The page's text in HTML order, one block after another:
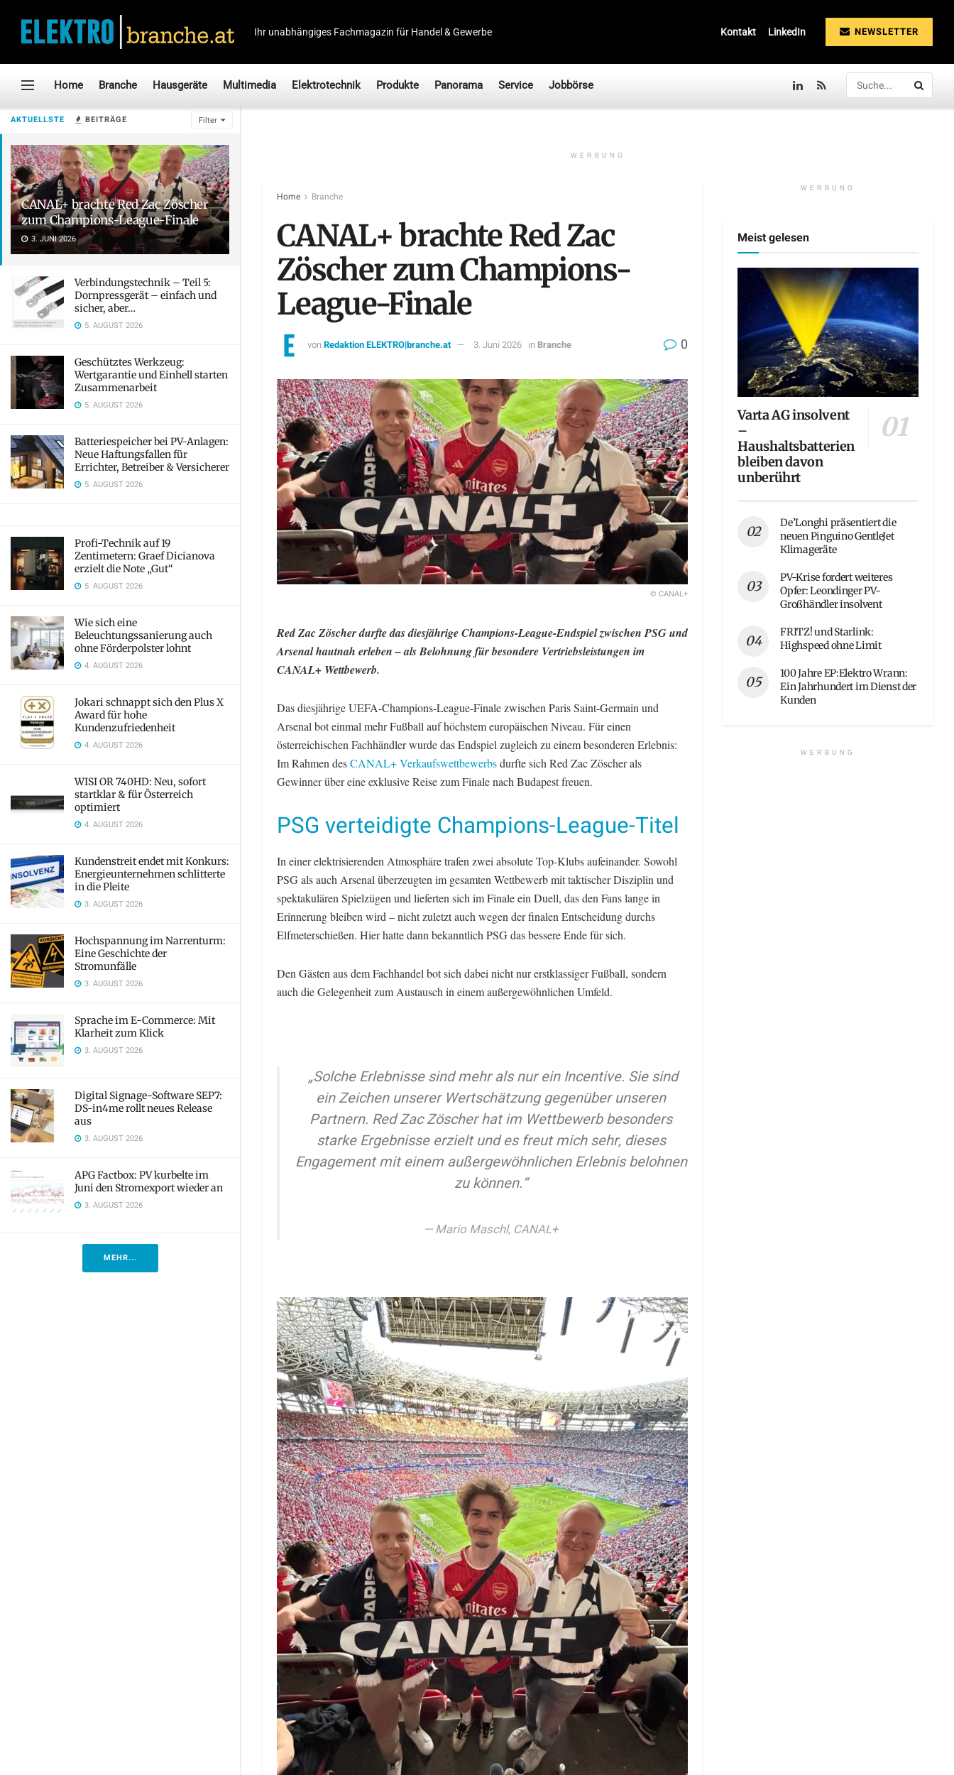
AKTUELLSTE BEITRÄGE Filter
CANAL+ brachte Red Zac Zöscher
zum Champions-League-Finale
3. JUNI 2026
Verbindungstechnik – Teil 5:
Dornpressgerät – einfach und
sicher, aber…
5. AUGUST 2026
Geschütztes Werkzeug:
Wertgarantie und Einhell starten
Zusammenarbeit
5. AUGUST 2026
Batteriespeicher bei PV-Anlagen:
Neue Haftungsfallen für
Errichter, Betreiber & Versicherer
5. AUGUST 2026
Profi-Technik auf 19
Zentimetern: Graef Dicianova
erzielt die Note „Gut“
5. AUGUST 2026
Wie sich eine
Beleuchtungssanierung auch
ohne Förderpolster lohnt
4. AUGUST 2026
Jokari schnappt sich den Plus X
Award für hohe
Kundenzufriedenheit
4. AUGUST 2026
WISI OR 740HD: Neu, sofort
startklar & für Österreich
optimiert
4. AUGUST 2026
Kundenstreit endet mit Konkurs:
Energieunternehmen schlitterte
in die Pleite
3. AUGUST 2026
Hochspannung im Narrenturm:
Eine Geschichte der
Stromunfälle
3. AUGUST 2026
Sprache im E-Commerce: Mit
Klarheit zum Klick
3. AUGUST 2026
Digital Signage-Software SEP7:
DS-in4me rollt neues Release
aus
3. AUGUST 2026
APG Factbox: PV kurbelte im
Juni den Stromexport wieder an
3. AUGUST 2026
MEHR...
Ihr unabhängiges Fachmagazin für Handel & Gewerbe Kontakt LinkedIn NEWSLETTER
Home Branche Hausgeräte Multimedia Elektrotechnik Produkte Panorama Service Jobbörse
WERBUNG
Home Branche
CANAL+ brachte Red Zac
Zöscher zum Champions-
League-Finale
vonRedaktion ELEKTRO|branche.at 3. Juni 2026 in Branche 0
© CANAL+
Red Zac Zöscher durfte das diesjährige Champions-League-Endspiel zwischen PSG und
Arsenal hautnah erleben – als Belohnung für besondere Vertriebsleistungen im
CANAL+ Wettbewerb.
Das diesjährige UEFA-Champions-League-Finale zwischen Paris Saint-Germain und
Arsenal bot einmal mehr Fußball auf höchstem europäischen Niveau. Für einen
österreichischen Fachhändler wurde das Endspiel zugleich zu einem besonderen Erlebnis:
Im Rahmen desCANAL+ Verkaufswettbewerbsdurfte sich Red Zac Zöscher als
Gewinner über eine exklusive Reise zum Finale nach Budapest freuen.
PSG verteidigte Champions-League-Titel
In einer elektrisierenden Atmosphäre trafen zwei absolute Top-Klubs aufeinander. Sowohl
PSG als auch Arsenal überzeugten im gesamten Wettbewerb mit taktischer Disziplin und
spektakulären Spielzügen und lieferten sich im Finale ein Duell, das den Fans lange in
Erinnerung bleiben wird – nicht zuletzt auch wegen der finalen Entscheidung durchs
Elfmeterschießen. Hier hatte dann bekanntlich PSG das bessere Ende für sich.
Den Gästen aus dem Fachhandel bot sich dabei nicht nur erstklassiger Fußball, sondern
auch die Gelegenheit zum Austausch in einem außergewöhnlichen Umfeld.
„Solche Erlebnisse sind mehr als nur ein Incentive. Sie sind
ein Zeichen unserer Wertschätzung gegenüber unseren
Partnern. Red Zac Zöscher hat im Wettbewerb besonders
starke Ergebnisse erzielt und es freut mich sehr, dieses
Engagement mit einem außergewöhnlichen Erlebnis belohnen
zu können.“
Mario Maschl, CANAL+
WERBUNG
Meist gelesen
Varta AG insolvent
–
Haushaltsbatterien
bleiben davon
unberührt
De’Longhi präsentiert die
neuen Pinguino GentleJet
Klimageräte
PV-Krise fordert weiteres
Opfer: Leondinger PV-
Großhändler insolvent
FRITZ! und Starlink:
Highspeed ohne Limit
100 Jahre EP:Elektro Wrann:
Ein Jahrhundert im Dienst der
Kunden
WERBUNG